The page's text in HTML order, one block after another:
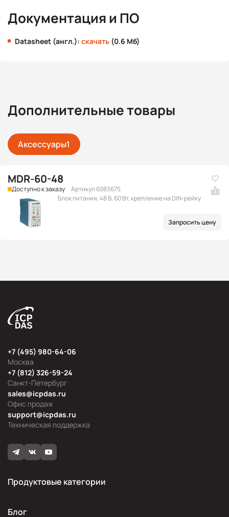
Документация и ПО
Datasheet (англ.): скачать (0.6 Мб)
Дополнительные товары
Аксессуары1
MDR-60-48
Доступно к заказу
Артикул 6083675
Блок питания, 48 В, 60 Вт, крепление на DIN-рейку
Запросить цену
Москва
+7 (495) 980-64-06
Офис продаж
sales@icpdas.ru
Санкт-Петербург
+7 (812) 326-59-24
Техническая поддержка
support@icpdas.ru
Продуктовые категории
Блог